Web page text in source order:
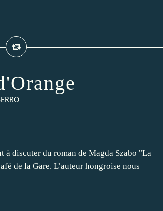
discuter du roman de Magda Szabo "La
de la Gare. L’auteur hongroise nous